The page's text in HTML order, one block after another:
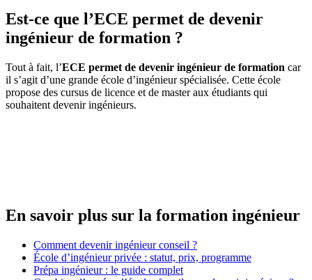
Est-ce que l’ECE permet de devenir
ingénieur de formation ?
Tout à fait, l’ECE permet de devenir ingénieur de formation car
il s’agit d’une grande école d’ingénieur spécialisée. Cette école
propose des cursus de licence et de master aux étudiants qui
souhaitent devenir ingénieurs.
En savoir plus sur la formation ingénieur
Comment devenir ingénieur conseil ?
École d’ingénieur privée : statut, prix, programme
Prépa ingénieur : le guide complet